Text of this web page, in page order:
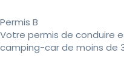
Permis B
Votre permis de conduire
camping-car de moins de